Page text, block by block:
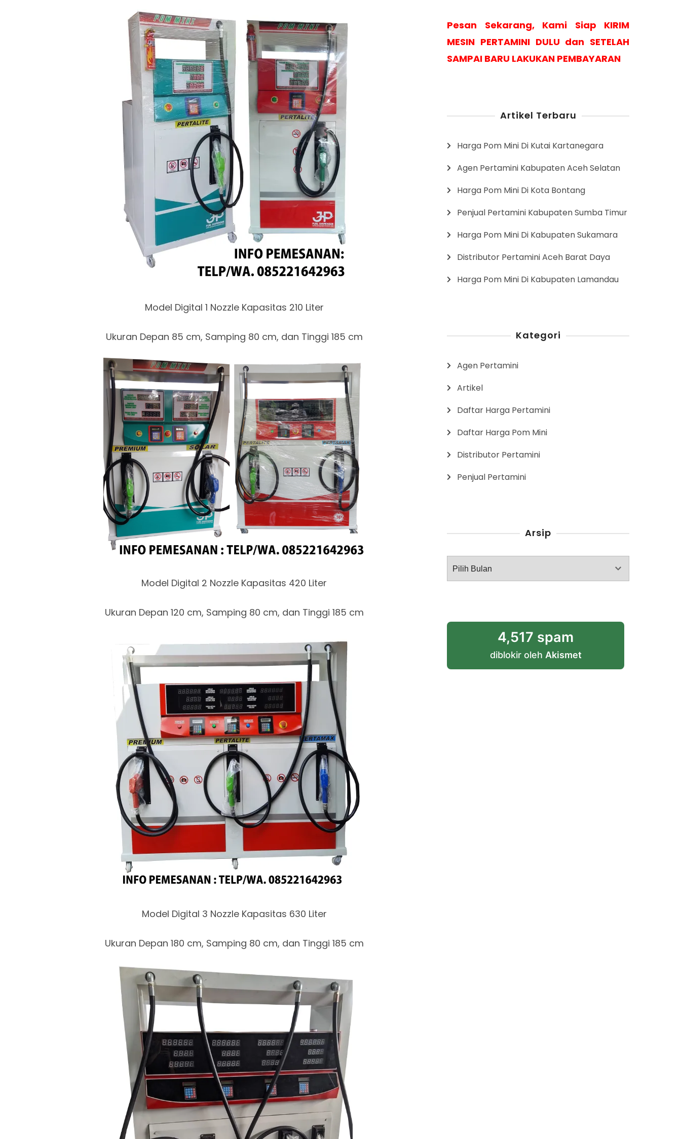
Model Digital 1 Nozzle Kapasitas 210 Liter
Ukuran Depan 85 cm, Samping 80 cm, dan Tinggi 185 cm
Model Digital 2 Nozzle Kapasitas 420 Liter
Ukuran Depan 120 cm, Samping 80 cm, dan Tinggi 185 cm
Model Digital 3 Nozzle Kapasitas 630 Liter
Ukuran Depan 180 cm, Samping 80 cm, dan Tinggi 185 cm
Pesan Sekarang, Kami Siap KIRIM
MESIN PERTAMINI DULU dan SETELAH
SAMPAI BARU LAKUKAN PEMBAYARAN
Artikel Terbaru
Harga Pom Mini Di Kutai Kartanegara
Agen Pertamini Kabupaten Aceh Selatan
Harga Pom Mini Di Kota Bontang
Penjual Pertamini Kabupaten Sumba Timur
Harga Pom Mini Di Kabupaten Sukamara
Distributor Pertamini Aceh Barat Daya
Harga Pom Mini Di Kabupaten Lamandau
Kategori
Agen Pertamini
Artikel
Daftar Harga Pertamini
Daftar Harga Pom Mini
Distributor Pertamini
Penjual Pertamini
Arsip
Arsip
4,517 spam
diblokir oleh Akismet